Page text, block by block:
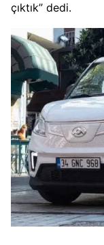
çıktık” dedi.